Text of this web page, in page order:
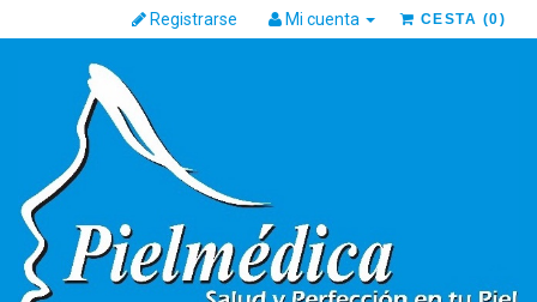
CESTA (0)
Registrarse Mi cuenta